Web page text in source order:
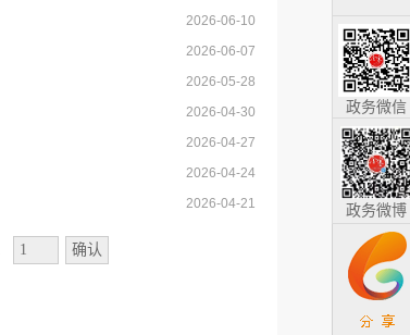
2026-06-10
2026-06-07
2026-05-28
2026-04-30
2026-04-27
2026-04-24
2026-04-21
确认
政务微信
政务微博